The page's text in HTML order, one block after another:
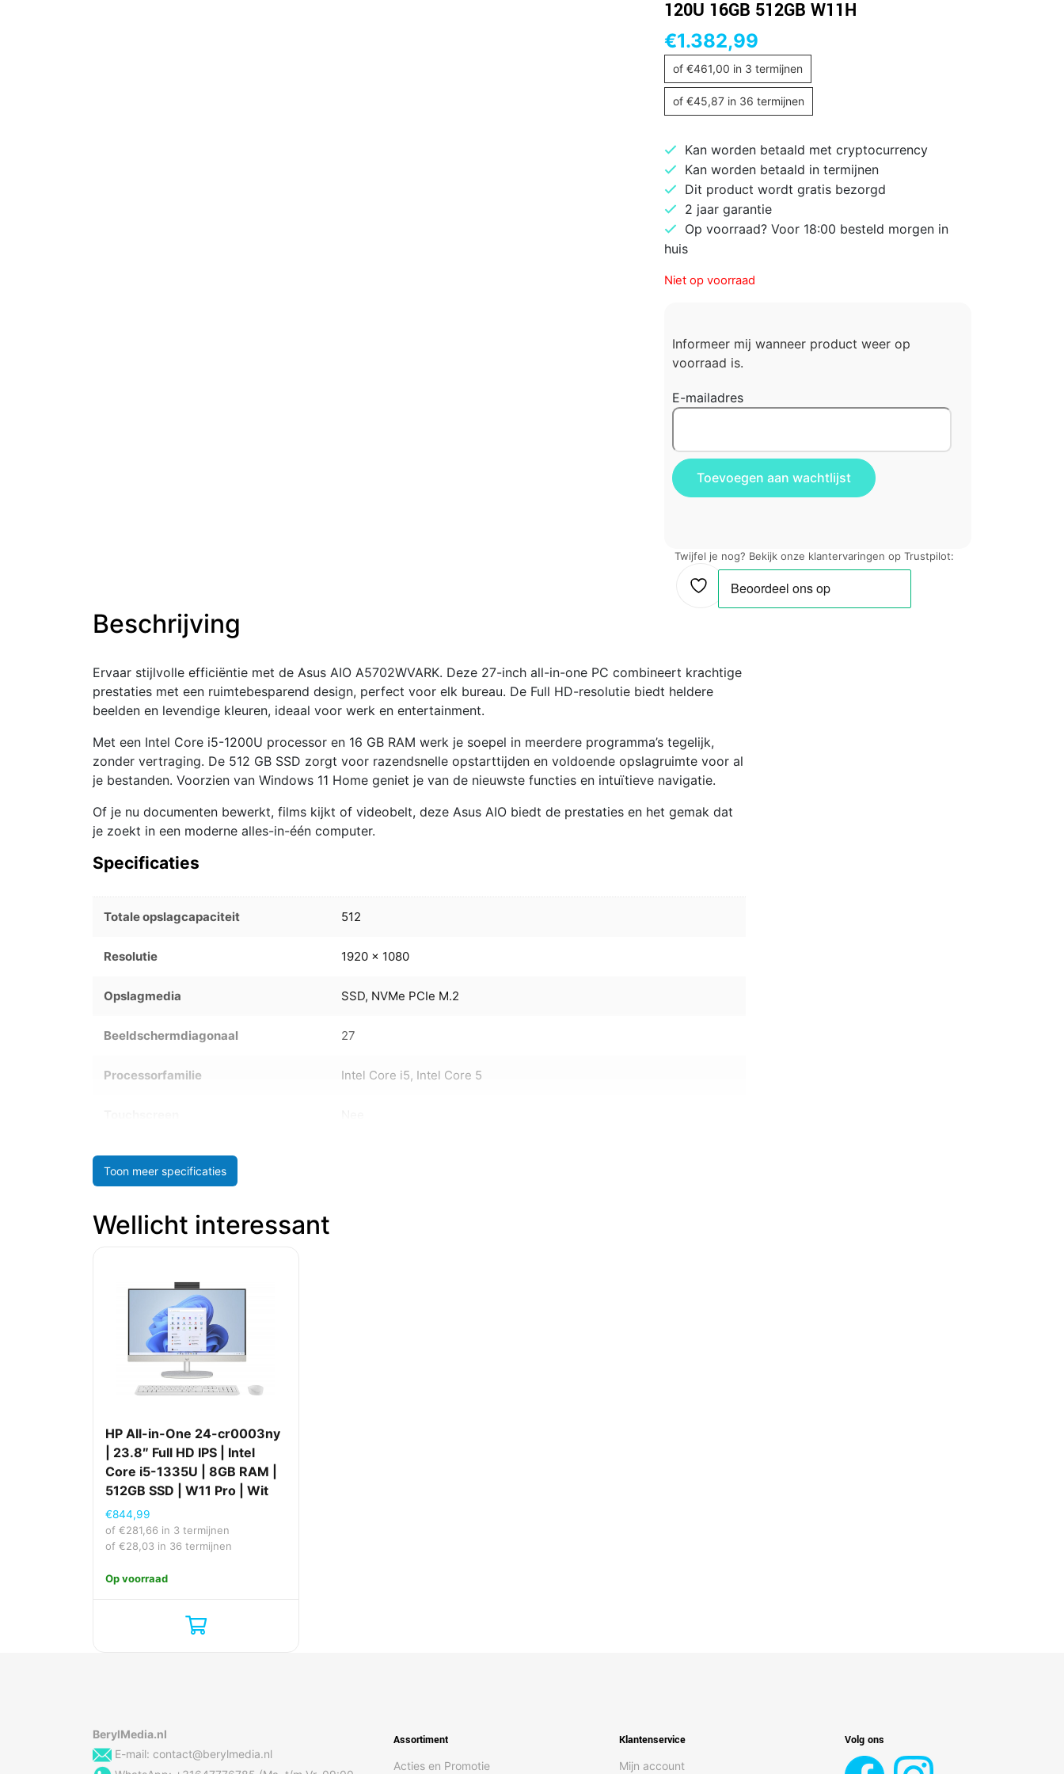
120U 16GB 512GB W11H
€1.382,99
of €461,00 in 3 termijnen
of €45,87in 36 termijnen
Kan worden betaald met cryptocurrency
Kan worden betaald in termijnen
Dit product wordt gratis bezorgd
2 jaar garantie
Op voorraad? Voor 18:00 besteld morgen in
huis
Niet op voorraad
Informeer mij wanneer product weer op
voorraad is.
E-mailadres
Twijfel je nog? Bekijk onze klantervaringen op Trustpilot:
Beschrijving
Ervaar stijlvolle efficiëntie met de Asus AIO A5702WVARK. Deze 27-inch all-in-one PC combineert krachtige
prestaties met een ruimtebesparend design, perfect voor elk bureau. De Full HD-resolutie biedt heldere
beelden en levendige kleuren, ideaal voor werk en entertainment.
Met een Intel Core i5-1200U processor en 16 GB RAM werk je soepel in meerdere programma’s tegelijk,
zonder vertraging. De 512 GB SSD zorgt voor razendsnelle opstarttijden en voldoende opslagruimte voor al
je bestanden. Voorzien van Windows 11 Home geniet je van de nieuwste functies en intuïtieve navigatie.
Of je nu documenten bewerkt, films kijkt of videobelt, deze Asus AIO biedt de prestaties en het gemak dat
je zoekt in een moderne alles-in-één computer.
Specificaties
Totale opslagcapaciteit 512
Resolutie 1920 x 1080
Opslagmedia SSD, NVMe PCIe M.2
Beeldschermdiagonaal 27
Processorfamilie Intel Core i5, Intel Core 5
Toon meer specificaties
Wellicht interessant
HP All-in-One 24-cr0003ny
| 23.8″ Full HD IPS | Intel
Core i5-1335U | 8GB RAM |
512GB SSD | W11 Pro | Wit
€844,99
of €281,66 in 3 termijnen
of €28,03 in 36 termijnen
Op voorraad
BerylMedia.nl
E-mail: contact@berylmedia.nl
Assortiment
Acties en Promotie
Klantenservice
Mijn account
Volg ons